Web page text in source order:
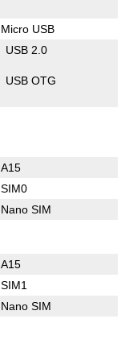
Micro USB
USB 2.0
USB OTG
A15
SIM0
Nano SIM
A15
SIM1
Nano SIM